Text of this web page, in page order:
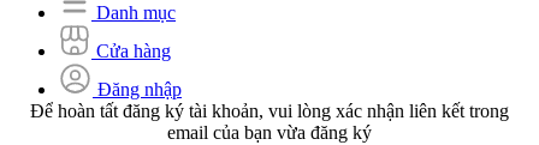
Danh mục
Cửa hàng
Đăng nhập
Để hoàn tất đăng ký tài khoản, vui lòng xác nhận liên kết trong
email của bạn vừa đăng ký